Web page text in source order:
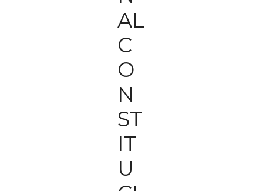
AL
C
O
N
ST
IT
U